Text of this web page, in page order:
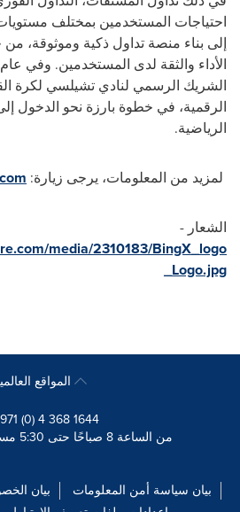
إلى بناء منصة تداول ذكية وموثوقة، من
الشريك الرسمي لنادي تشيلسي لكرة
الرقمية، في خطوة بارزة نحو الدخول
الرياضية.
لمزيد من المعلومات، يرجى زيارة:
الشعار -
media/2310183/BingX_logo
_Logo.jpg
(0) 4 368 1644
من الساعة 8 صباحًا حتى 5:30 مساءً بتوقيت غرينتش
بيان
بيان سياسة أمن المعلومات